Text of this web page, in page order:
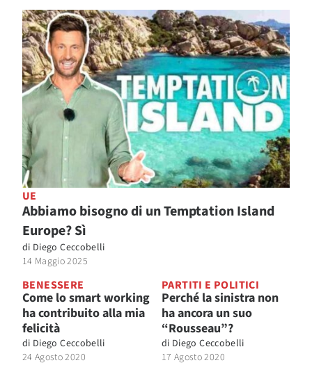
UE
Abbiamo bisogno di un Temptation Island
Europe? Sì
di Diego Ceccobelli
14 Maggio 2025
BENESSERE
Come lo smart working
ha contribuito alla mia
felicità
di Diego Ceccobelli
24 Agosto 2020
PARTITI E POLITICI
Perché la sinistra non
ha ancora un suo
“Rousseau”?
di Diego Ceccobelli
17 Agosto 2020